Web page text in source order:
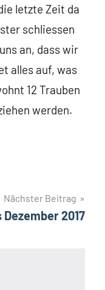
letzte Zeit da
schliessen
an, dass wir
alles auf, was
12 Trauben
werden.
Nächster Beitrag
2017